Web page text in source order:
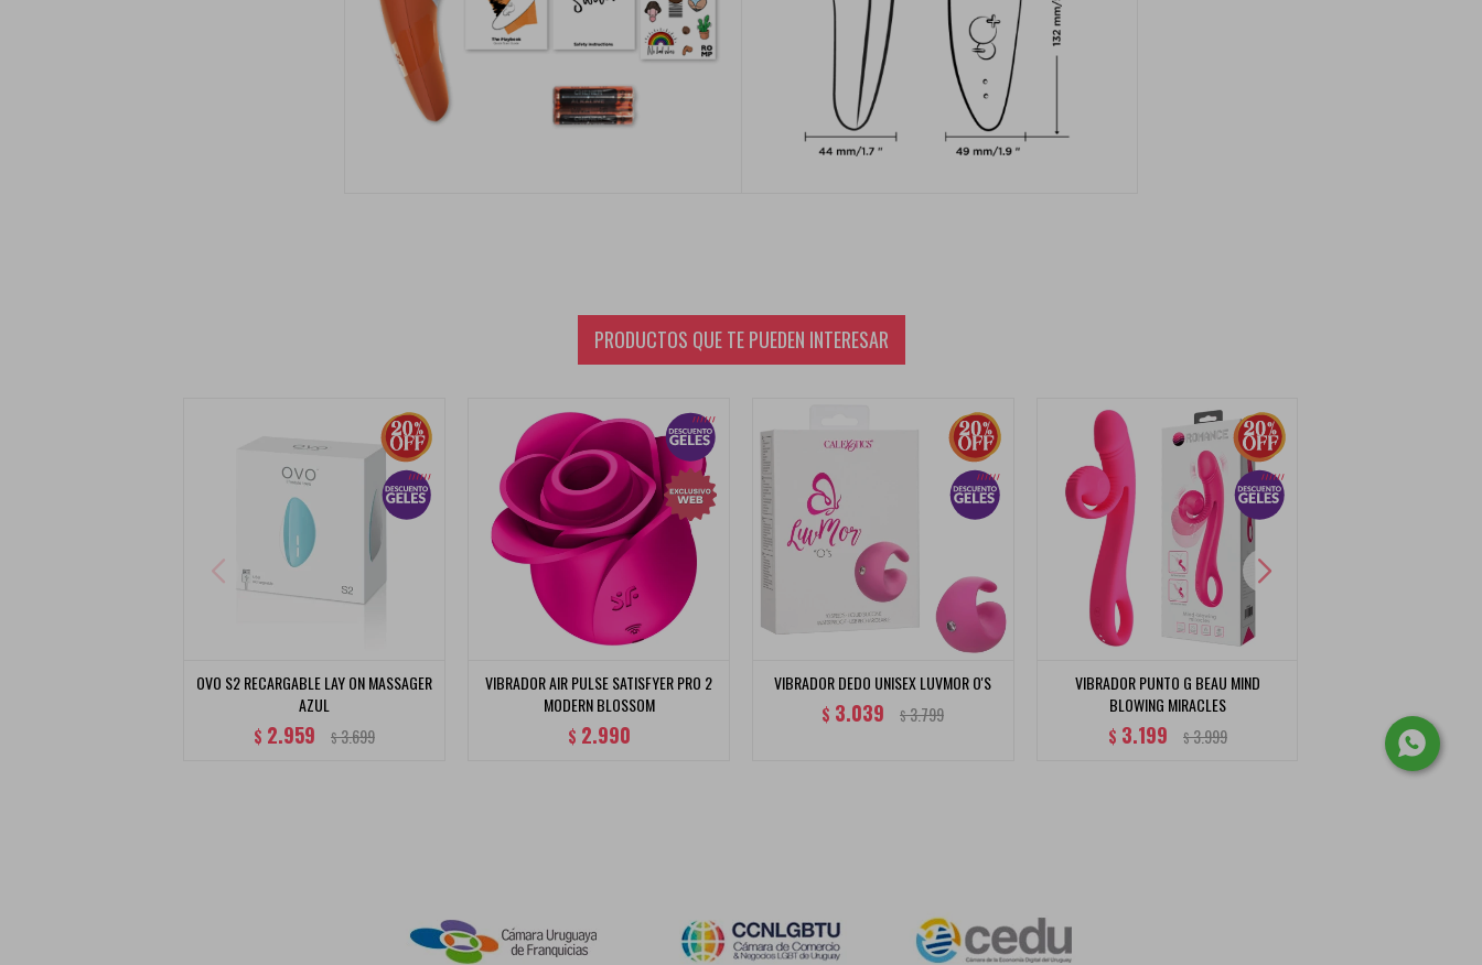
PRODUCTOS QUE TE PUEDEN INTERESAR
OVO S2 RECARGABLE LAY ON MASSAGER
AZUL
$ 2.959 $3.699
VIBRADOR AIR PULSE SATISFYER PRO 2
MODERN BLOSSOM
$ 2.990
VIBRADOR DEDO UNISEX LUVMOR O'S
$ 3.039 $3.799
VIBRADOR PUNTO G BEAU MIND
BLOWING MIRACLES
$ 3.199 $3.999
$3.199